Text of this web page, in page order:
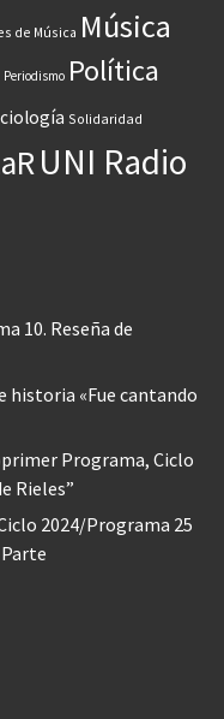
de Música Música
Periodismo Política
Solidaridad
UNI Radio
10. Reseña de
historia «Fue cantando
Programa, Ciclo
Rieles”
2024/Programa 25
Parte